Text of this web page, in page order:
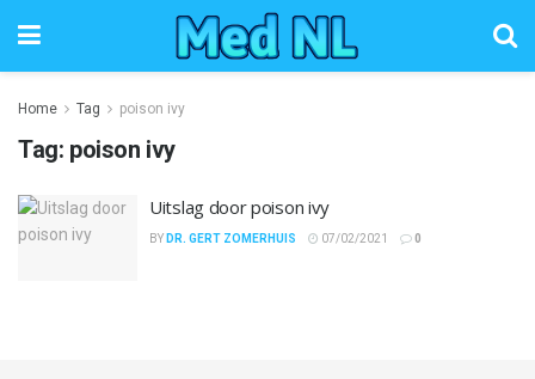
Home Tag poison ivy
Tag: poison ivy
Uitslag door poison ivy
BY DR. GERT ZOMERHUIS 07/02/2021 0